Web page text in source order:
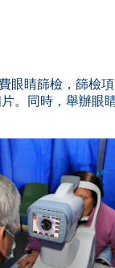
眼睛篩檢，篩檢
。同時，舉辦眼